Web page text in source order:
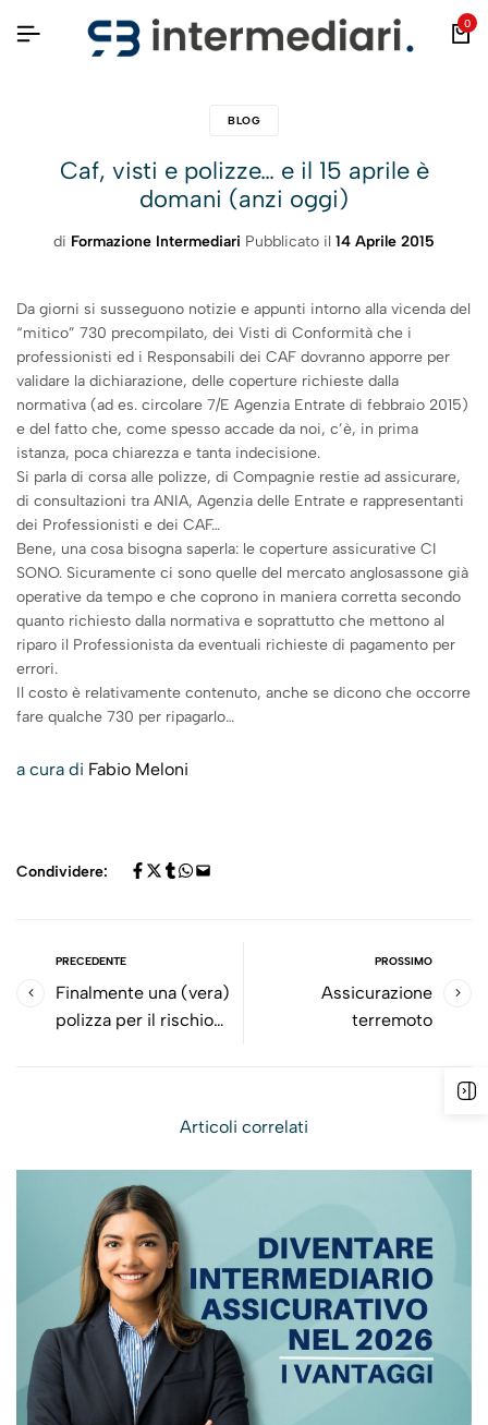
0
BLOG
Caf, visti e polizze… e il 15 aprile è
domani (anzi oggi)
di Formazione Intermediari Pubblicato il 14 Aprile 2015
Da giorni si susseguono notizie e appunti intorno alla vicenda del
“mitico” 730 precompilato, dei Visti di Conformità che i
professionisti ed i Responsabili dei CAF dovranno apporre per
validare la dichiarazione, delle coperture richieste dalla
normativa (ad es. circolare 7/E Agenzia Entrate di febbraio 2015)
e del fatto che, come spesso accade da noi, c’è, in prima
istanza, poca chiarezza e tanta indecisione.
Si parla di corsa alle polizze, di Compagnie restie ad assicurare,
di consultazioni tra ANIA, Agenzia delle Entrate e rappresentanti
dei Professionisti e dei CAF…
Bene, una cosa bisogna saperla: le coperture assicurative CI
SONO. Sicuramente ci sono quelle del mercato anglosassone già
operative da tempo e che coprono in maniera corretta secondo
quanto richiesto dalla normativa e soprattutto che mettono al
riparo il Professionista da eventuali richieste di pagamento per
errori.
Il costo è relativamente contenuto, anche se dicono che occorre
fare qualche 730 per ripagarlo…
a cura di Fabio Meloni
Condividere:
PRECEDENTE
Finalmente una (vera)
polizza per il rischio
PROSSIMO
Assicurazione
terremoto
Articoli correlati